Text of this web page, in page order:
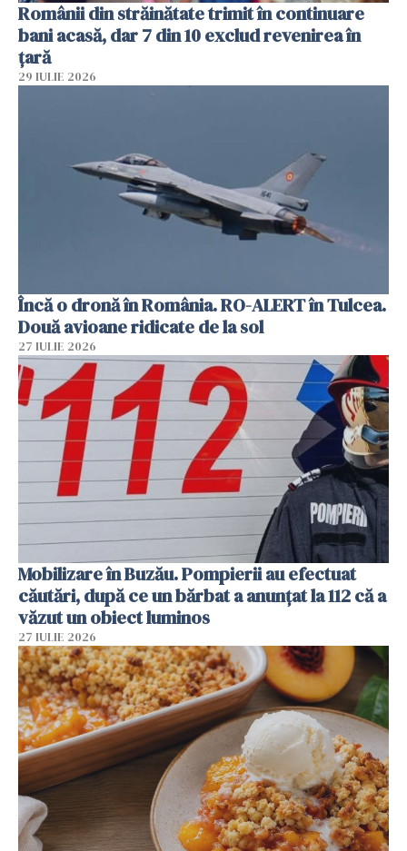
Românii din străinătate trimit în continuare
bani acasă, dar 7 din 10 exclud revenirea în
țară
29 IULIE 2026
Încă o dronă în România. RO-ALERT în Tulcea.
Două avioane ridicate de la sol
27 IULIE 2026
Mobilizare în Buzău. Pompierii au efectuat
căutări, după ce un bărbat a anunțat la 112 că a
văzut un obiect luminos
27 IULIE 2026